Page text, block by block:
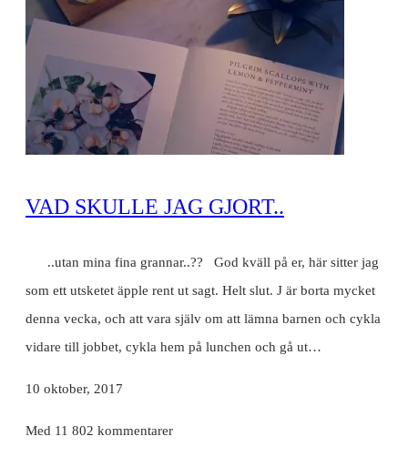
VAD SKULLE JAG GJORT..
..utan mina fina grannar..?? God kväll på er, här sitter jag
som ett utsketet äpple rent ut sagt. Helt slut. J är borta mycket
denna vecka, och att vara själv om att lämna barnen och cykla
vidare till jobbet, cykla hem på lunchen och gå ut…
10 oktober, 2017
Med 11 802 kommentarer